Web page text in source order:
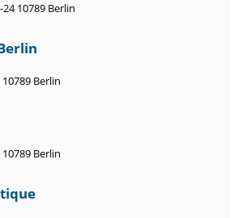
10789 Berlin
Berlin
Berlin